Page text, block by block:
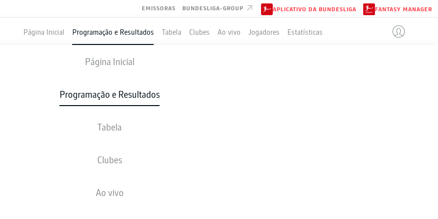
EMISSORAS BUNDESLIGA-GROUP APLICATIVO DA BUNDESLIGA FANTASY MANAGER
Página Inicial Programação e Resultados Tabela Clubes Ao vivo Jogadores Estatísticas
Página Inicial
Programação e Resultados
Tabela
Clubes
Ao vivo
M'GLADBACH AUGSBURG
1 2
ESCALAÇÕES